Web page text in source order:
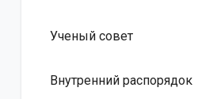
Ученый совет
Внутренний распорядок